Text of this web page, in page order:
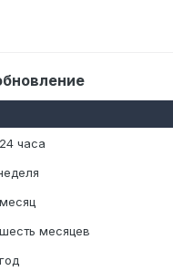
часа
месяцев